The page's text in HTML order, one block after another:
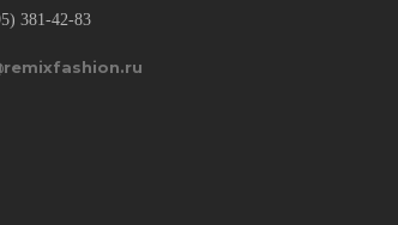
381-42-83